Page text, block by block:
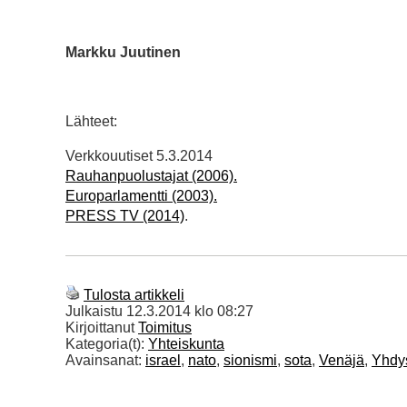
Markku Juutinen
Lähteet:
Verkkouutiset 5.3.2014
Rauhanpuolustajat (2006).
Europarlamentti (2003).
PRESS TV (2014).
Tulosta artikkeli
Julkaistu 12.3.2014 klo 08:27
KirjoittanutToimitus
Kategoria(t): Yhteiskunta
Avainsanat: israel , nato, sionismi, sota, Venäjä,